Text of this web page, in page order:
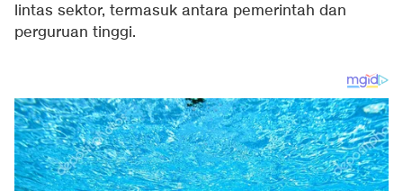
lintas sektor, termasuk antara pemerintah dan
perguruan tinggi.